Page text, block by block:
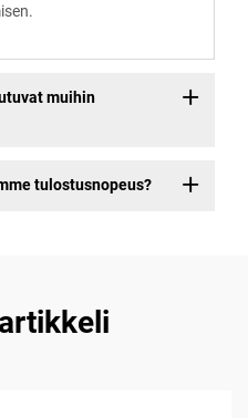
muihin
tulostusnopeus?